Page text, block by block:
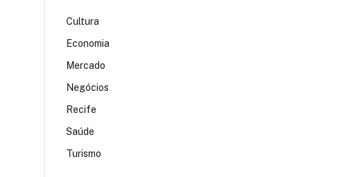
Cultura
Economia
Mercado
Negócios
Recife
Saúde
Turismo